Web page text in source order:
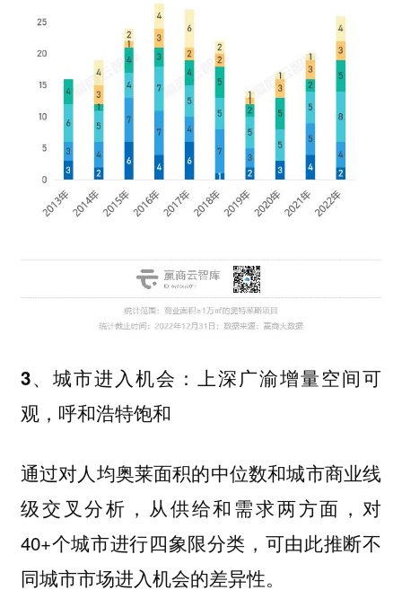
3、城市进入机会：上深广渝增量空间可
观，呼和浩特饱和
通过对人均奥莱面积的中位数和城市商业线
级交叉分析，从供给和需求两方面，对
40+个城市进行四象限分类，可由此推断不
同城市市场进入机会的差异性。